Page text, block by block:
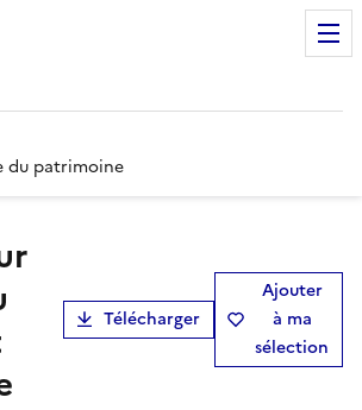
du patrimoine
Télécharger
Ajouter
à ma
sélection